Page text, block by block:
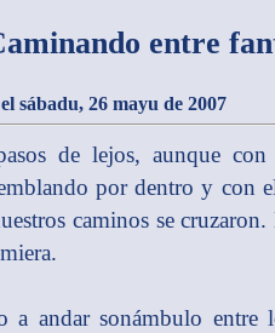
entre
el sábadu, 26 mayu de 2007
de lejos, aunque
por dentro y con
caminos se
a andar sonámbulo entre